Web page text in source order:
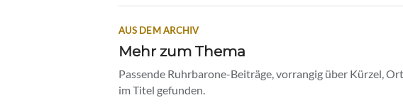
AUS DEM ARCHIV
Mehr zum Thema
Passende Ruhrbarone-Beiträge, vorrangig über Kürzel,
im Titel gefunden.